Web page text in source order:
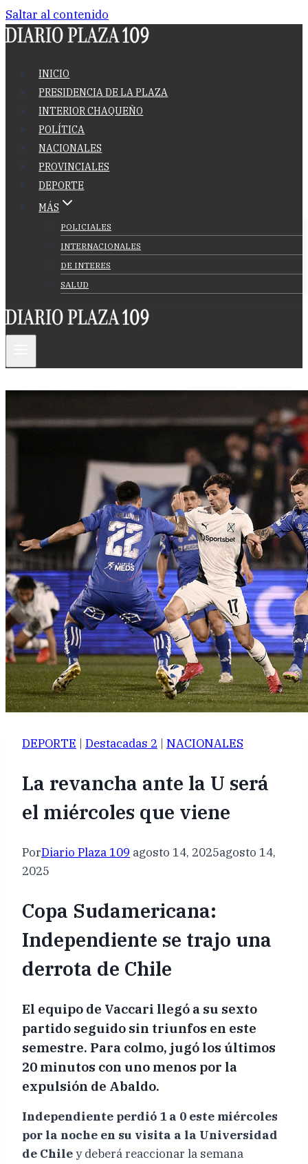
Saltar al contenido
INICIO
PRESIDENCIA DE LA PLAZA
INTERIOR CHAQUEÑO
POLÍTICA
NACIONALES
PROVINCIALES
DEPORTE
MÁS
POLICIALES
INTERNACIONALES
DE INTERES
SALUD
DEPORTE | Destacadas 2 | NACIONALES
La revancha ante la U será
el miércoles que viene
PorDiario Plaza 109 agosto 14, 2025agosto 14,
2025
Copa Sudamericana:
Independiente se trajo una
derrota de Chile
El equipo de Vaccari llegó a su sexto
partido seguido sin triunfos en este
semestre. Para colmo, jugó los últimos
20 minutos con uno menos por la
expulsión de Abaldo.
Independiente perdió 1 a 0 este miércoles
por la noche en su visita a la Universidad
de Chiley deberá reaccionar la semana